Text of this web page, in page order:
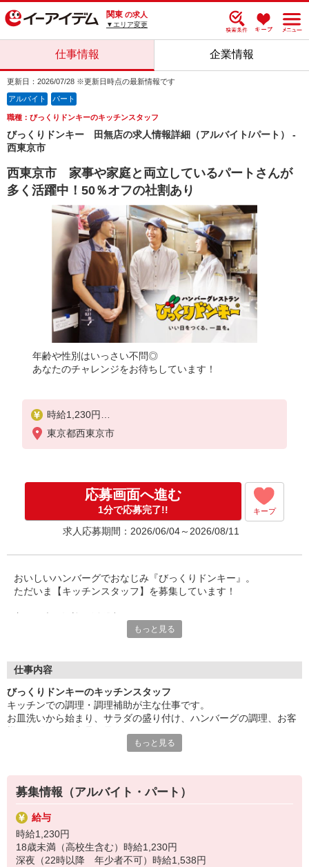
関東 の求人
▼エリア変更
仕事情報 企業情報
更新日：2026/07/28 ※更新日時点の最新情報です
アルバイト パート
職種：びっくりドンキーのキッチンスタッフ
びっくりドンキー 田無店の求人情報詳細（アルバイト/パート） -
西東京市
西東京市 家事や家庭と両立しているパートさんが
多く活躍中！50％オフの社割あり
年齢や性別はいっさい不問◎
あなたのチャレンジをお待ちしています！
時給1,230円
18歳未満（高校生含む）時給1,230円
深夜（22時以降 年少者不可）時給1,538円
プ）
東京都西東京市
応募画面へ進む
1分で応募完了!! キープ
求人応募期間：2026/06/04～2026/08/11
おいしいハンバーグでおなじみ『びっくりドンキー』。
ただいま【キッチンスタッフ】を募集しています！
「子供が手を離れたから、そろそろ復職したいな」
「子供が小学校に行っている間だけ」
など、シフト勤務制でしっかり調整ができます♪
家事や子育てと両立して働くことができますよ！
紙ではなくあなた自身のお人柄を見たいので、面接では自分らし
くのびのびとお話してみてくださいね！
＜未経験OK＞
調理経験がなくても問題なし！
業務はイチから丁寧にお教えするので、経験の有無に関わらず安
心してご応募ください。
もっと見る
仕事内容
びっくりドンキーのキッチンスタッフ
キッチンでの調理・調理補助が主な仕事です。
お皿洗いから始まり、サラダの盛り付け、ハンバーグの調理、お客
マニュアルに基づきひとつひとつ丁寧に教えていきます。未経験の
もっと見る
募集情報（アルバイト・パート）
給与
時給1,230円
18歳未満（高校生含む）時給1,230円
深夜（22時以降 年少者不可）時給1,538円